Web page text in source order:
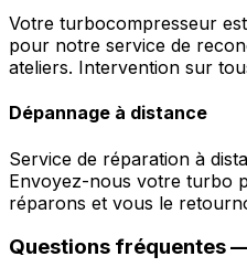
Votre turbocompresseur
pour notre service de
ateliers. Intervention sur
Dépannage à distance
Service de réparation à
Envoyez-nous votre turbo
réparons et vous le
Questions fréquentes